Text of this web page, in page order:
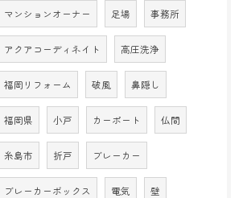
マンションオーナー 足場 事務所
アクアコーディネイト 高圧洗浄
福岡リフォーム 破風 鼻隠し
福岡県 小戸 カーポート 仏間
糸島市 折戸 ブレーカー
ブレーカーボックス 電気 壁